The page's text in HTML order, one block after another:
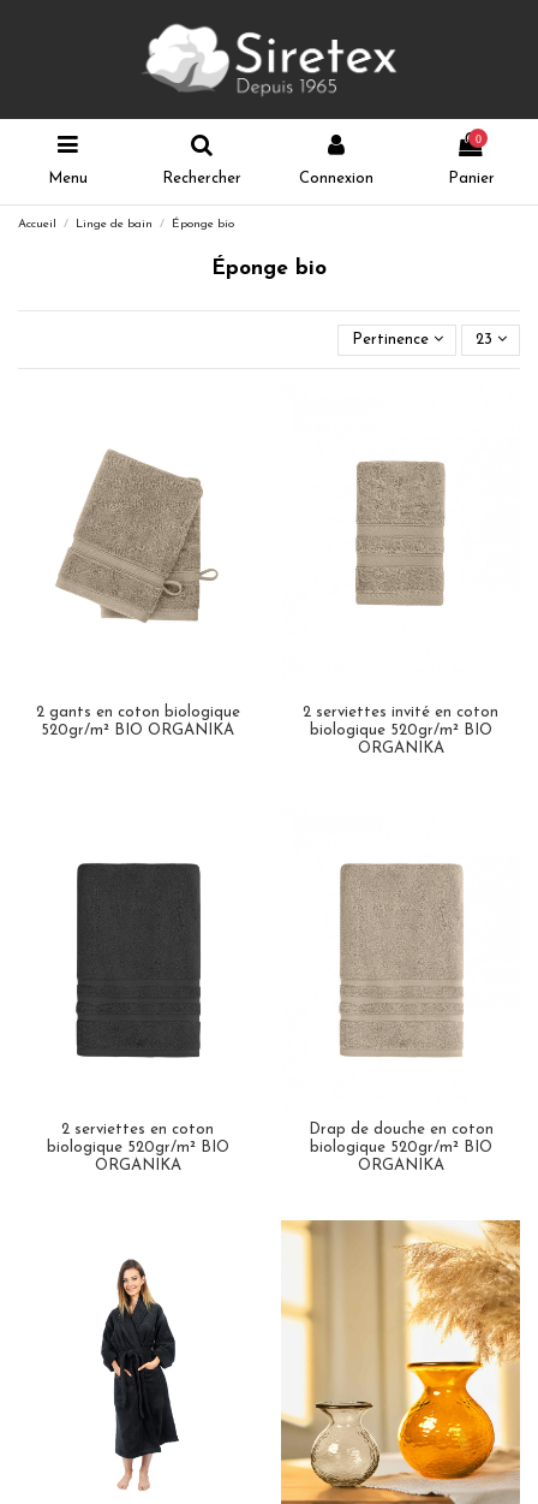
Menu Rechercher Connexion
0
Panier
Accueil Linge de bain Éponge bio
Éponge bio
Pertinence 23
2 gants en coton biologique
520gr/m² BIO ORGANIKA
2 serviettes invité en coton
biologique 520gr/m² BIO
ORGANIKA
2 serviettes en coton
biologique 520gr/m² BIO
ORGANIKA
Drap de douche en coton
biologique 520gr/m² BIO
ORGANIKA